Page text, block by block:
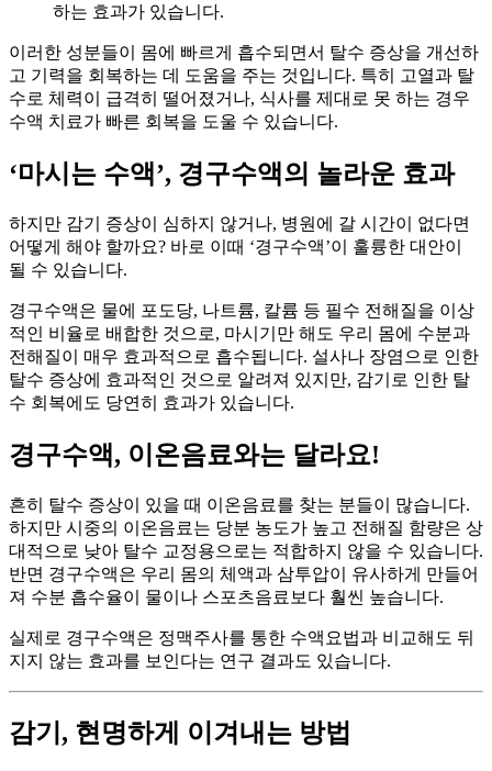
하는 효과가 있습니다.
이러한 성분들이 몸에 빠르게 흡수되면서 탈수 증상을 개선하
고 기력을 회복하는 데 도움을 주는 것입니다. 특히 고열과 탈
수로 체력이 급격히 떨어졌거나, 식사를 제대로 못 하는 경우
수액 치료가 빠른 회복을 도울 수 있습니다.
‘마시는 수액’, 경구수액의 놀라운 효과
하지만 감기 증상이 심하지 않거나, 병원에 갈 시간이 없다면
어떻게 해야 할까요? 바로 이때 ‘경구수액’이 훌륭한 대안이
될 수 있습니다.
경구수액은 물에 포도당, 나트륨, 칼륨 등 필수 전해질을 이상
적인 비율로 배합한 것으로, 마시기만 해도 우리 몸에 수분과
전해질이 매우 효과적으로 흡수됩니다. 설사나 장염으로 인한
탈수 증상에 효과적인 것으로 알려져 있지만, 감기로 인한 탈
수 회복에도 당연히 효과가 있습니다.
경구수액, 이온음료와는 달라요!
흔히 탈수 증상이 있을 때 이온음료를 찾는 분들이 많습니다.
하지만 시중의 이온음료는 당분 농도가 높고 전해질 함량은 상
대적으로 낮아 탈수 교정용으로는 적합하지 않을 수 있습니다.
반면 경구수액은 우리 몸의 체액과 삼투압이 유사하게 만들어
져 수분 흡수율이 물이나 스포츠음료보다 훨씬 높습니다.
실제로 경구수액은 정맥주사를 통한 수액요법과 비교해도 뒤
지지 않는 효과를 보인다는 연구 결과도 있습니다.
감기, 현명하게 이겨내는 방법